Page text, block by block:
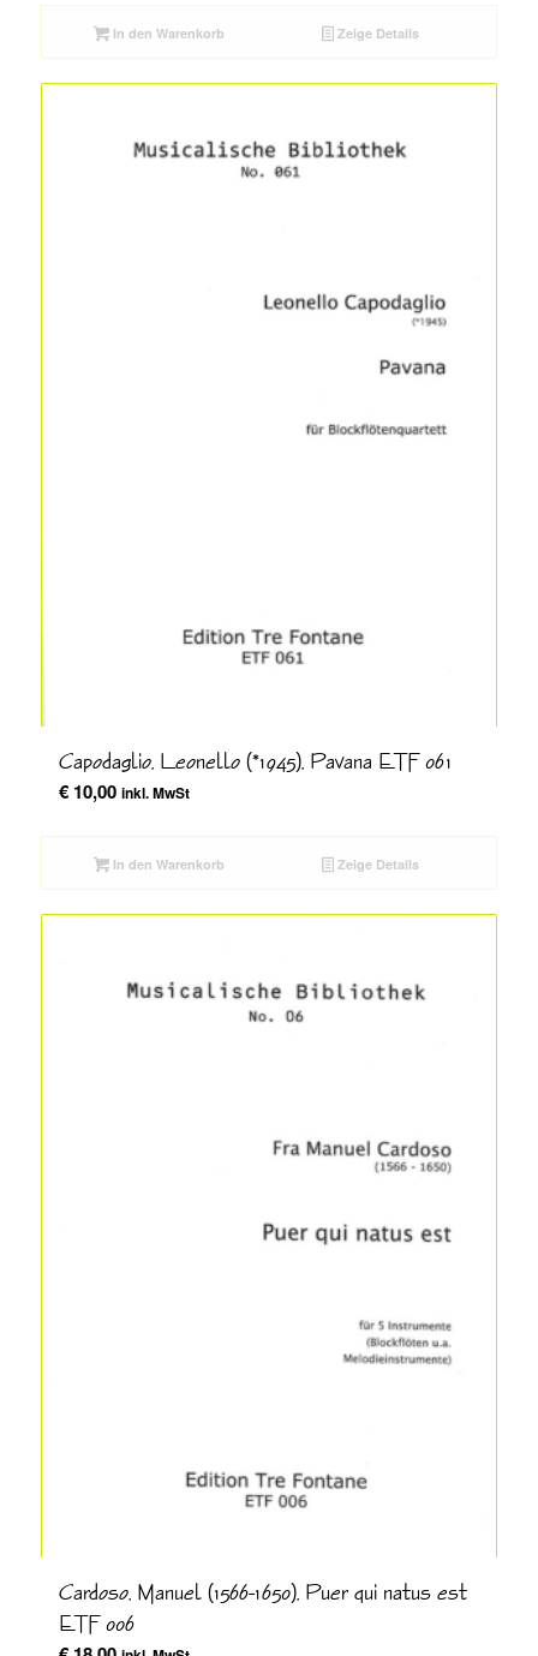
In den Warenkorb Zeige Details
Capodaglio, Leonello (*1945), Pavana ETF 061
€10,00 inkl. MwSt
In den Warenkorb Zeige Details
Cardoso, Manuel (1566-1650), Puer qui natus est
ETF 006